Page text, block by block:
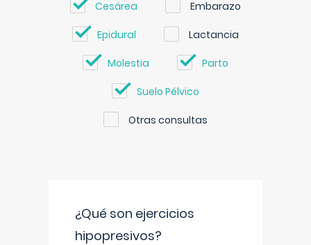
Cesárea Embarazo
Epidural Lactancia
Molestia Parto
Suelo Pélvico
Otras consultas
¿Qué son ejercicios
hipopresivos?